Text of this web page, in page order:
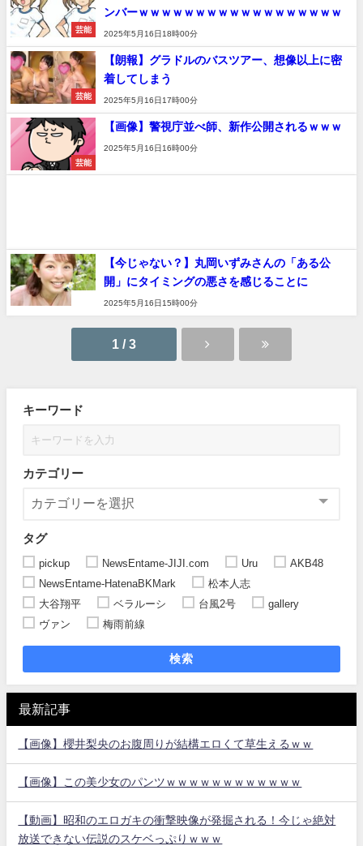
芸能
ンバーｗｗｗｗｗｗｗｗｗｗｗｗｗｗｗｗｗｗ
2025年5月16日18時00分
芸能
【朗報】グラドルのバスツアー、想像以上に密
着してしまう
2025年5月16日17時00分
芸能
【画像】警視庁並べ師、新作公開されるｗｗｗ
2025年5月16日16時00分
【今じゃない？】丸岡いずみさんの「ある公
開」にタイミングの悪さを感じることに
2025年5月16日15時00分
1 / 3
キーワード
カテゴリー
タグ
pickup NewsEntame-JIJI.com Uru
AKB48
NewsEntame-HatenaBKMark
松本人志
大谷翔平
ベラルーシ 台風2号
gallery
ヴァン
梅雨前線
検索
最新記事
【画像】櫻井梨央のお腹周りが結構エロくて草生えるｗｗ
【画像】この美少女のパンツｗｗｗｗｗｗｗｗｗｗｗｗ
【動画】昭和のエロガキの衝撃映像が発掘される！今じゃ絶対
放送できない伝説のスケベっぷりｗｗｗ